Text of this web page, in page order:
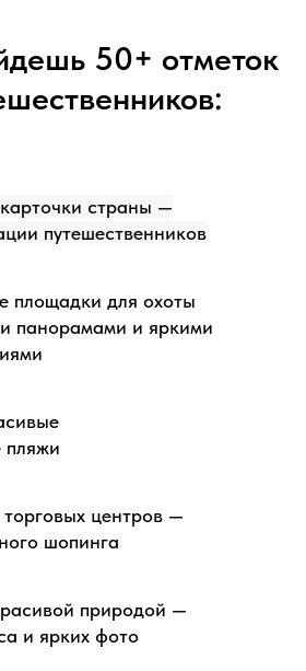
50+ отметок
страны —
путешественников
площадки для охоты
панорамами и яркими
пляжи
центров —
шопинга
природой —
и ярких фото